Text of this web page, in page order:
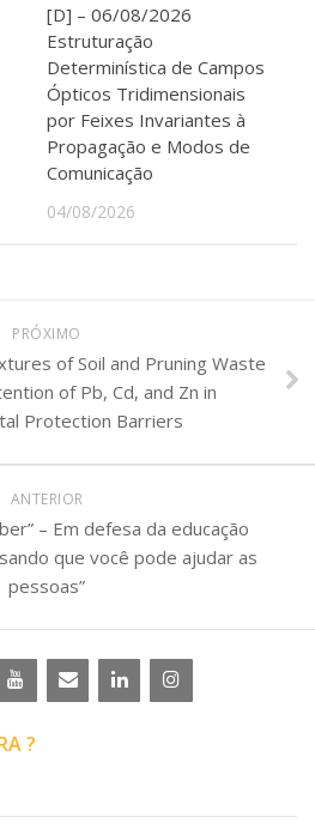
[D] – 06/08/2026
Estruturação
Determinística de Campos
Ópticos Tridimensionais
por Feixes Invariantes à
Propagação e Modos de
Comunicação
04/08/2026
PRÓXIMO
of Soil and Pruning Waste
of Pb, Cd, and Zn in
Protection Barriers
ANTERIOR
– Em defesa da educação
que você pode ajudar as
pessoas”
?